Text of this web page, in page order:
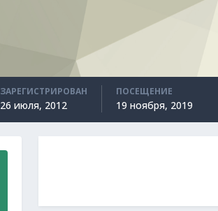
ЗАРЕГИСТРИРОВАН
26 июля, 2012
ПОСЕЩЕНИЕ
19 ноября, 2019